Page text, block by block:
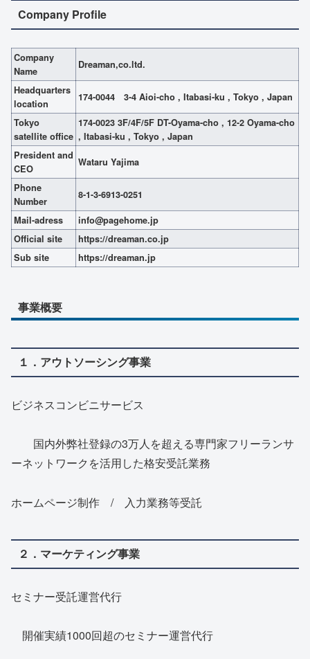
Company Profile
Company
Name
Dreaman,co.ltd.
Headquarters
location
174-0044 3-4 Aioi-cho , Itabasi-ku , Tokyo , Japan
Tokyo
satellite office
174-0023 3F/4F/5F DT-Oyama-cho , 12-2 Oyama-cho
, Itabasi-ku , Tokyo , Japan
President and
CEO
Wataru Yajima
Phone
Number
8-1-3-6913-0251
Mail-adress
info@pagehome.jp
Official site
https://dreaman.co.jp
Sub site
https://dreaman.jp
事業概要
１．アウトソーシング事業
ビジネスコンビニサービス
国内外弊社登録の3万人を超える専門家フリーランサ
ーネットワークを活用した格安受託業務
ホームページ制作 / 入力業務等受託
２．マーケティング事業
セミナー受託運営代行
開催実績1000回超のセミナー運営代行